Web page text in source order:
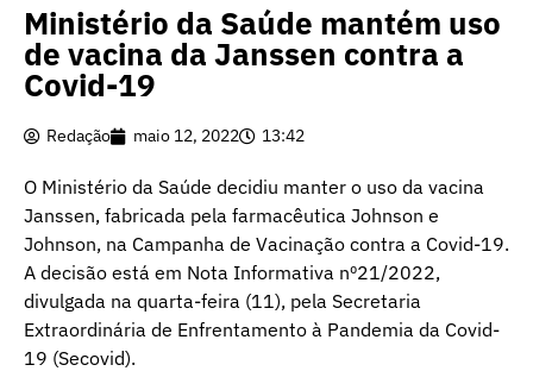
Ministério da Saúde mantém uso
de vacina da Janssen contra a
Covid-19
Redação maio 12, 2022 13:42
O Ministério da Saúde decidiu manter o uso da vacina
Janssen, fabricada pela farmacêutica Johnson e
Johnson, na Campanha de Vacinação contra a Covid-19.
A decisão está em Nota Informativa nº21/2022,
divulgada na quarta-feira (11), pela Secretaria
Extraordinária de Enfrentamento à Pandemia da Covid-
19 (Secovid).